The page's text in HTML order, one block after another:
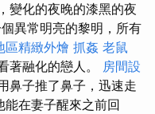
變化的夜晚的漆黑的夜
異常明亮的黎明，所有
區精緻外燴 抓姦 老鼠
著融化的戀人。 房間設
鼻子推了鼻子，迅速走
在妻子醒來之前回